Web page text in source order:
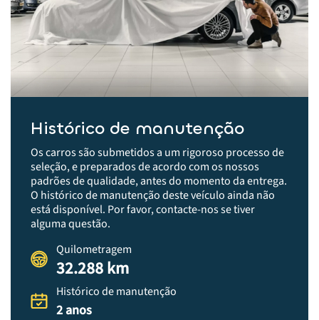
Histórico de manutenção
Os carros são submetidos a um rigoroso processo de
seleção, e preparados de acordo com os nossos
padrões de qualidade, antes do momento da entrega.​
O histórico de manutenção deste veículo ainda não
está disponível. Por favor, contacte-nos se tiver
alguma questão.
Quilometragem
32.288 km
Histórico de manutenção
2 anos